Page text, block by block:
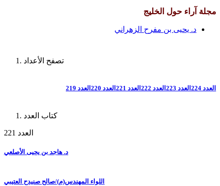
مجلة آراء حول الخليج
د. يحيى بن مفرح الزهراني
تصفح الأعداد
العدد 224 العدد 223 العدد 222 العدد 221 العدد 220 العدد 219
كتاب العدد
العدد 221
د. هاجد بن يحيى الأصلعي
اللواء المهندس(م)/صالح صنيدح العتيبي